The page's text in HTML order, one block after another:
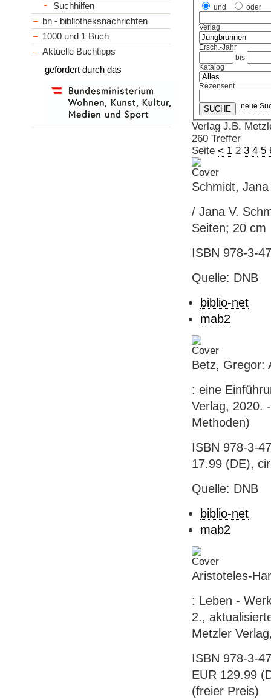
und oder
Verlag
Ersch.-Jahr
bis
Katalog
Rezensent
neue
Verlag J.B.
260 Treffer
Seite < 1 2 3 4 5
Schmidt,
/ Jana V.
Seiten; 20 cm
ISBN 978-3-
Quelle: DNB
biblio-net
mab2
Betz, Gregor:
: eine
Verlag, 2020.
Methoden)
ISBN 978-3-
17.99 (DE),
Quelle: DNB
biblio-net
mab2
Aristoteles-
: Leben -
2.,
Metzler
ISBN 978-3-
EUR 129.99
(freier Preis)
Suchhilfen
bn - bibliotheksnachrichten
1000 und 1 Buch
Aktuelle Buchtipps
gefördert durch das